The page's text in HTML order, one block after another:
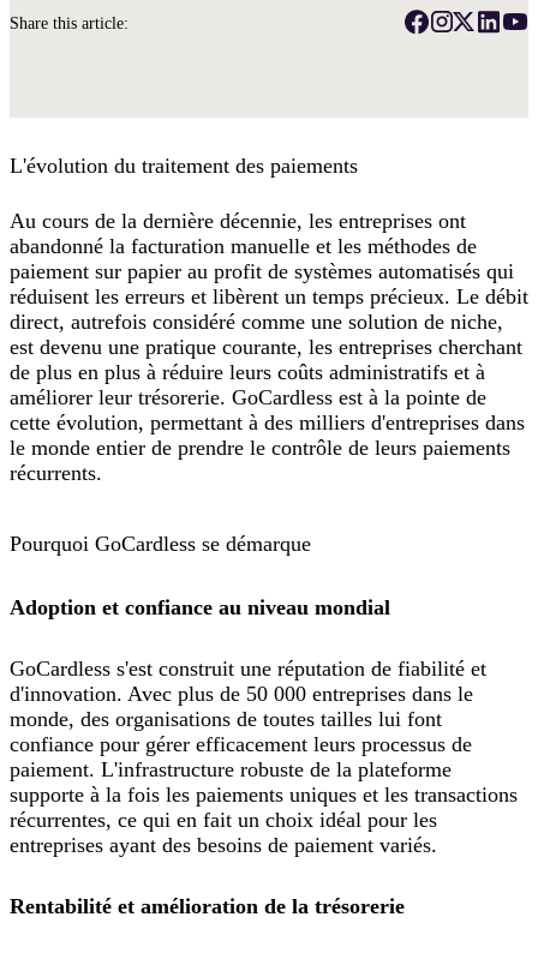
Share this article:
L'évolution du traitement des paiements
Au cours de la dernière décennie, les entreprises ont
abandonné la facturation manuelle et les méthodes de
paiement sur papier au profit de systèmes automatisés qui
réduisent les erreurs et libèrent un temps précieux. Le débit
direct, autrefois considéré comme une solution de niche,
est devenu une pratique courante, les entreprises cherchant
de plus en plus à réduire leurs coûts administratifs et à
améliorer leur trésorerie. GoCardless est à la pointe de
cette évolution, permettant à des milliers d'entreprises dans
le monde entier de prendre le contrôle de leurs paiements
récurrents.
Pourquoi GoCardless se démarque
Adoption et confiance au niveau mondial
GoCardless s'est construit une réputation de fiabilité et
d'innovation. Avec plus de 50 000 entreprises dans le
monde, des organisations de toutes tailles lui font
confiance pour gérer efficacement leurs processus de
paiement. L'infrastructure robuste de la plateforme
supporte à la fois les paiements uniques et les transactions
récurrentes, ce qui en fait un choix idéal pour les
entreprises ayant des besoins de paiement variés.
Rentabilité et amélioration de la trésorerie